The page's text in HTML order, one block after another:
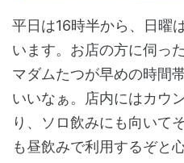
平日は16時半から、日曜
います。お店の方に伺っ
マダムたつが早めの時間
いいなぁ。店内にはカウ
り、ソロ飲みにも向いて
も昼飲みで利用するぞと